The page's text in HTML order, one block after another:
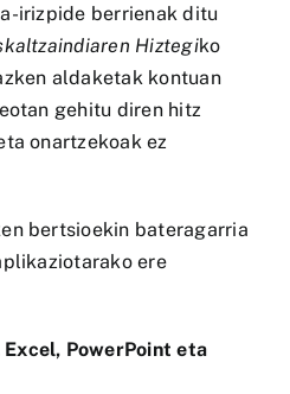
irizpide berrienak ditu
Hiztegiko
aldaketak kontuan
gehitu diren hitz
onartzekoak ez
bertsioekin bateragarria
ere
PowerPoint eta